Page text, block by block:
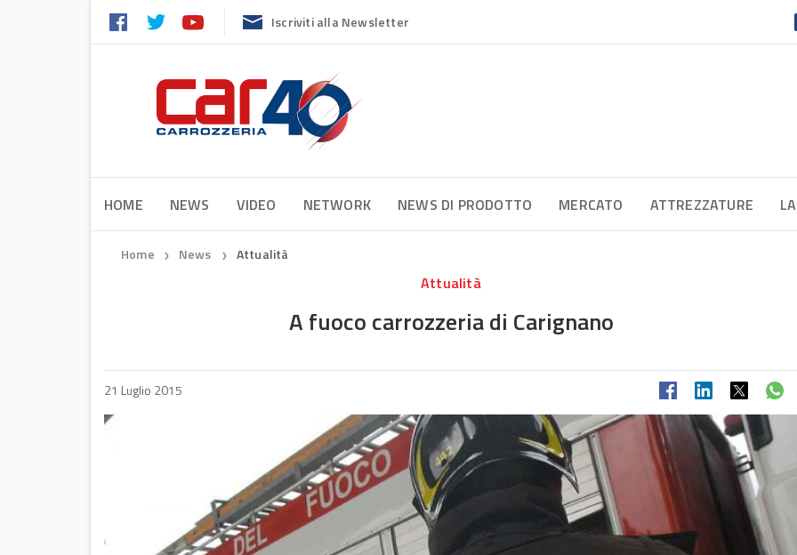
Iscriviti alla Newsletter
HOME NEWS VIDEO NETWORK NEWS DI PRODOTTO MERCATO ATTREZZATURE
Home ❯ News ❯ Attualità
Attualità
A fuoco carrozzeria di Carignano
21 Luglio 2015